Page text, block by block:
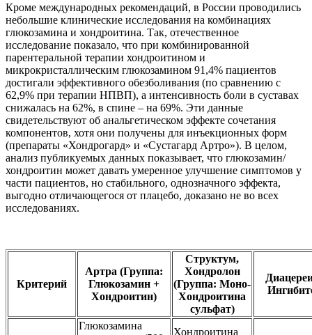
Кроме международных рекомендаций, в России проводились
небольшие клинические исследования на комбинациях
глюкозамина и хондроитина. Так, отечественное
исследование показало, что при комбинированной
парентеральной терапии хондроитином и
микрокристаллическим глюкозамином 91,4% пациентов
достигали эффективного обезболивания (по сравнению с
62,9% при терапии НПВП), а интенсивность боли в суставах
снижалась на 62%, в спине – на 69%. Эти данные
свидетельствуют об анальгетическом эффекте сочетания
компонентов, хотя они получены для инъекционных форм
(препараты «Хондрогард» и «Сустагард Артро»). В целом,
анализ публикуемых данных показывает, что глюкозамин/
хондроитин может давать умеренное улучшение симптомов у
части пациентов, но стабильного, однозначного эффекта,
выгодно отличающегося от плацебо, доказано не во всех
исследованиях.
Критерий
Артра (Группа:
Глюкозамин +
Хондроитин)
Структум,
Хондролон
(Группа: Моно-
Хондроитина
сульфат)
Глюкозамина
Хондроитина